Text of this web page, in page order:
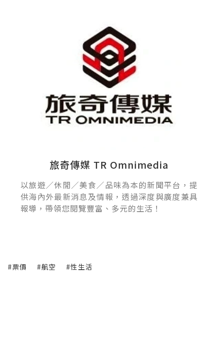
旅奇傳媒 TR Omnimedia
以旅遊／休閒／美食／品味為本的新聞平台，提
供海內外最新消息及情報，透過深度與廣度兼具
報導，帶領您閱覽豐富、多元的生活！
#票價 #航空 #性生活